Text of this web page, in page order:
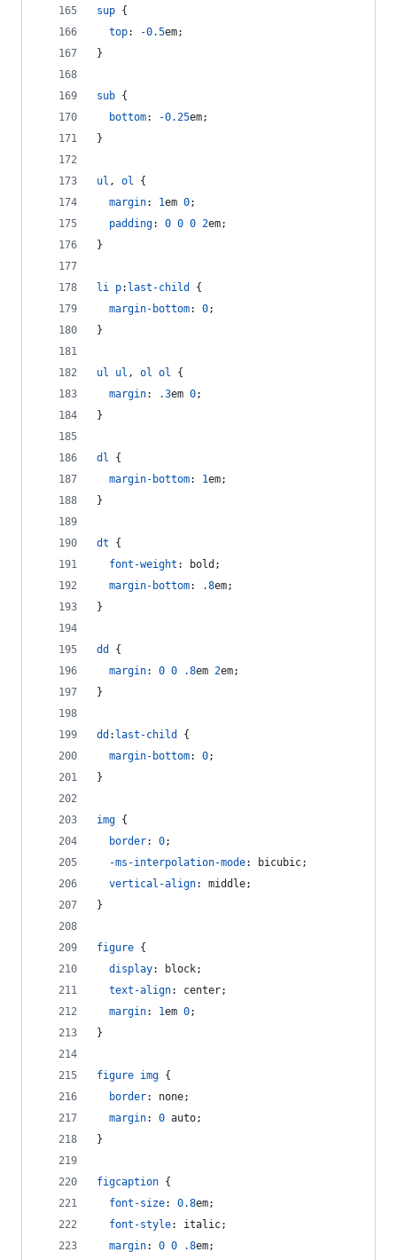
sup {
top: -0.5em;
}
sub {
bottom: -0.25em;
}
ul , ol {
margin: 1em 0;
padding: 0 0 0 2em;
}
li p: last-child
{
margin-bottom: 0;
}
ul ul , ol ol {
margin: .3em 0;
}
dl {
margin-bottom: 1em;
}
dt {
font-weight :
bold;
margin-bottom: .8em;
}
dd
{
margin: 0 0 .8em 2em;
}
dd : last-child
{
margin-bottom: 0;
}
img {
border: 0;
-ms-interpolation-mode:
bicubic;
vertical-align:
middle;
}
figure {
display:
block;
text-align:
center;
margin: 1em 0;
}
figure img {
border:
none;
margin: 0 auto;
}
figcaption {
font-size: 0.8em;
font-style:
italic;
margin: 0 0 .8em;